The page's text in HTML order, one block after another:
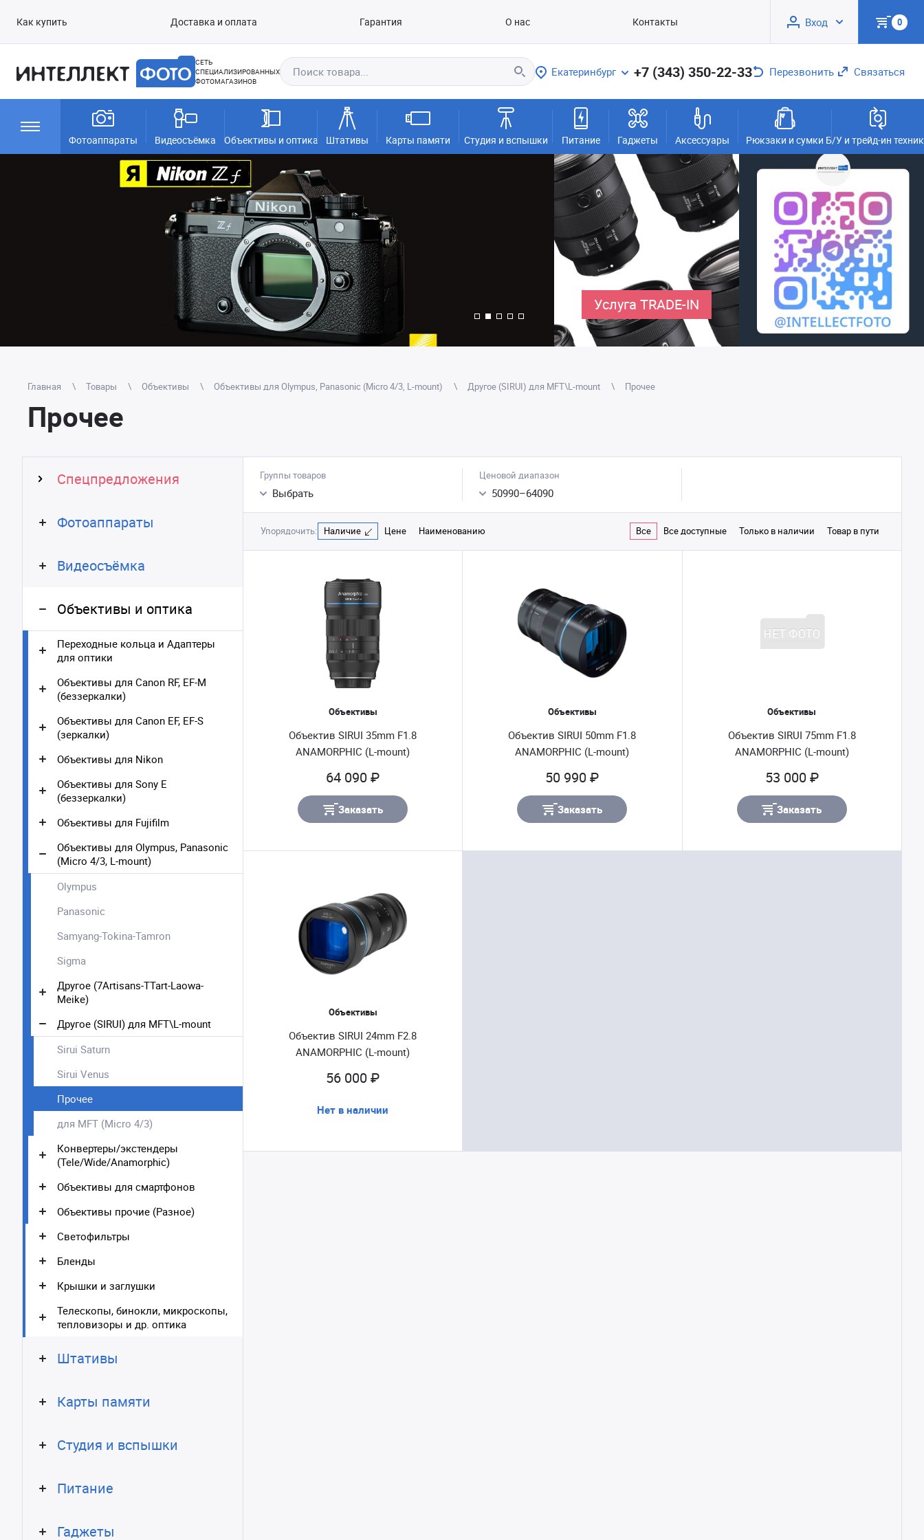
Как купить Доставка и оплата Гарантия О нас Контакты Вход 0
СЕТЬ
СПЕЦИАЛИЗИРОВАННЫХ
ФОТОМАГАЗИНОВ
Екатеринбург +7 (343) 350-22-33 Перезвонить Связаться
Фотоаппараты Видеосъёмка Объективы и оптика Штативы Карты памяти Студия и вспышки Питание Гаджеты Аксессуары Рюкзаки и сумки Б/У и трейд-ин
Услуга TRADE-IN
Главная Товары Объективы Объективы для Olympus, Panasonic (Micro 4/3, L-mount) Другое (SIRUI) для MFT\L-mount Прочее
Прочее
Спецпредложения
Фотоаппараты
Видеосъёмка
Объективы и оптика
Переходные кольца и Адаптеры
для оптики
Объективы для Canon RF, EF-M
(беззеркалки)
Объективы для Canon EF, EF-S
(зеркалки)
Объективы для Nikon
Объективы для Sony E
(беззеркалки)
Объективы для Fujifilm
Объективы для Olympus, Panasonic
(Micro 4/3, L-mount)
Olympus
Panasonic
Samyang-Tokina-Tamron
Sigma
Другое (7Artisans-TTart-Laowa-
Meike)
Другое (SIRUI) для MFT\L-mount
Sirui Saturn
Sirui Venus
Прочее
для MFT (Micro 4/3)
Конвертеры/экстендеры
(Tele/Wide/Anamorphic)
Объективы для смартфонов
Объективы прочие (Разное)
Светофильтры
Бленды
Крышки и заглушки
Телескопы, бинокли, микроскопы,
тепловизоры и др. оптика
Штативы
Карты памяти
Студия и вспышки
Питание
Гаджеты
Группы товаров
Выбрать
Ценовой диапазон
50990–64090
Упорядочить: Наличие Цене Наименованию Все Все доступные Только в наличии Товар в пути
Объективы
Объектив SIRUI 35mm F1.8
ANAMORPHIC (L-mount)
64 090 ₽
Заказать
Объективы
Объектив SIRUI 50mm F1.8
ANAMORPHIC (L-mount)
50 990 ₽
Заказать
Объективы
Объектив SIRUI 75mm F1.8
ANAMORPHIC (L-mount)
53 000 ₽
Заказать
Объективы
Объектив SIRUI 24mm F2.8
ANAMORPHIC (L-mount)
56 000 ₽
Нет в наличии